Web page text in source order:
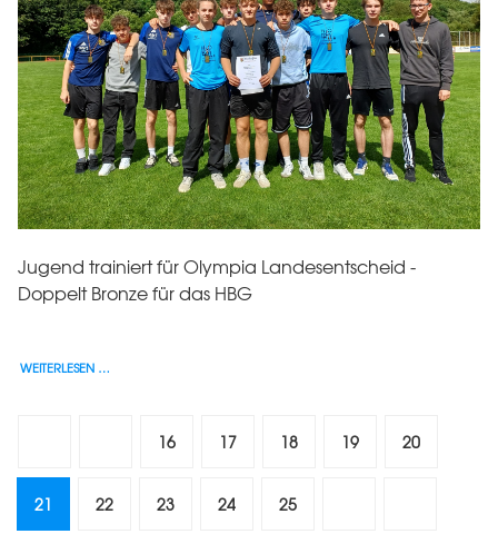
Jugend trainiert für Olympia Landesentscheid -
Doppelt Bronze für das HBG
WEITERLESEN …
16 17 18 19 20
21 22 23 24 25